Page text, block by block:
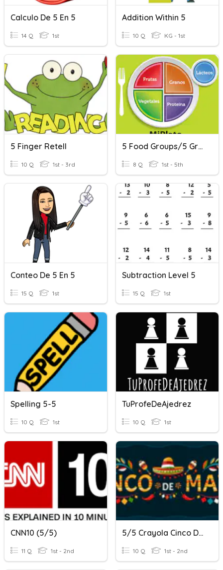
Calculo De 5 En 5
14 Q 1st
Addition Within 5
10 Q KG - 1st
5 Finger Retell
10 Q 1st - 3rd
5 Food Groups/5 Grupos De Alimentos
8 Q 1st - 5th
Conteo De 5 En 5
15 Q 1st
Subtraction Level 5
15 Q 1st
Spelling 5-5
10 Q 1st
TuProfeDeAjedrez
10 Q 1st
CNN10 (5/5)
11 Q 1st - 2nd
5/5 Crayola Cinco De Mayo Colors-Epic
10 Q 1st - 2nd